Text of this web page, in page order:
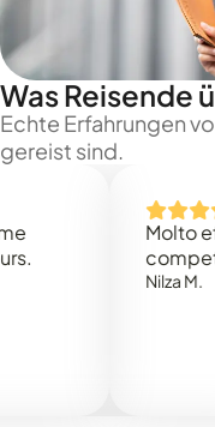
Was Reisende
Echte Erfahrungen
gereist sind.
Molto
competenza!